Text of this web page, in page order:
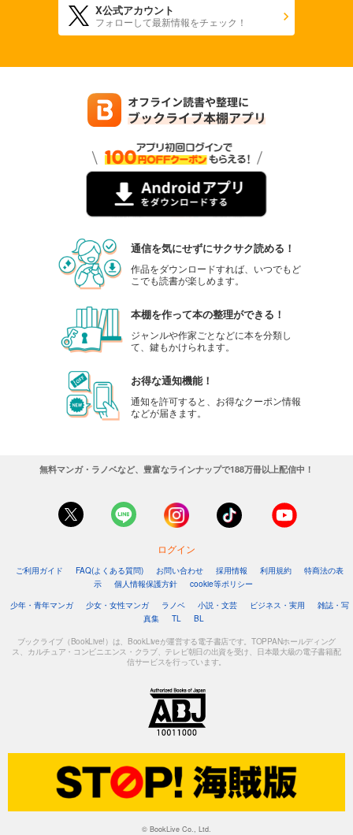
X公式アカウント
フォローして最新情報をチェック！
通信を気にせずにサクサク読める！
作品をダウンロードすれば、いつでもど
こでも読書が楽しめます。
本棚を作って本の整理ができる！
ジャンルや作家ごとなどに本を分類し
て、鍵もかけられます。
お得な通知機能！
通知を許可すると、お得なクーポン情報
などが届きます。
無料マンガ・ラノベなど、豊富なラインナップで188万冊以上配信中！
ログイン
ご利用ガイド FAQ(よくある質問) お問い合わせ 採用情報 利用規約
特商法の表
示
個人情報保護方針
cookie等ポリシー
少年・青年マンガ
少女・女性マンガ ラノベ 小説・文芸 ビジネス・実用
雑誌・写
真集
TL BL
ブックライブ（BookLive!）は、BookLiveが運営する電子書店です。TOPPANホールディング
ス、カルチュア・コンビニエンス・クラブ、テレビ朝日の出資を受け、日本最大級の電子書籍配
信サービスを行っています。
© BookLive Co., Ltd.